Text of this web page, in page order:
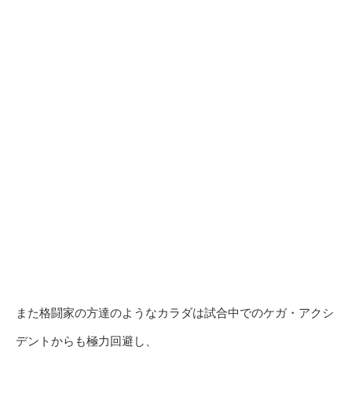
また格闘家の方達のようなカラダは試合中でのケガ・アクシ
デントからも極力回避し、